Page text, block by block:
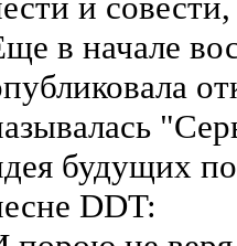
в начале
будущих
DDT: